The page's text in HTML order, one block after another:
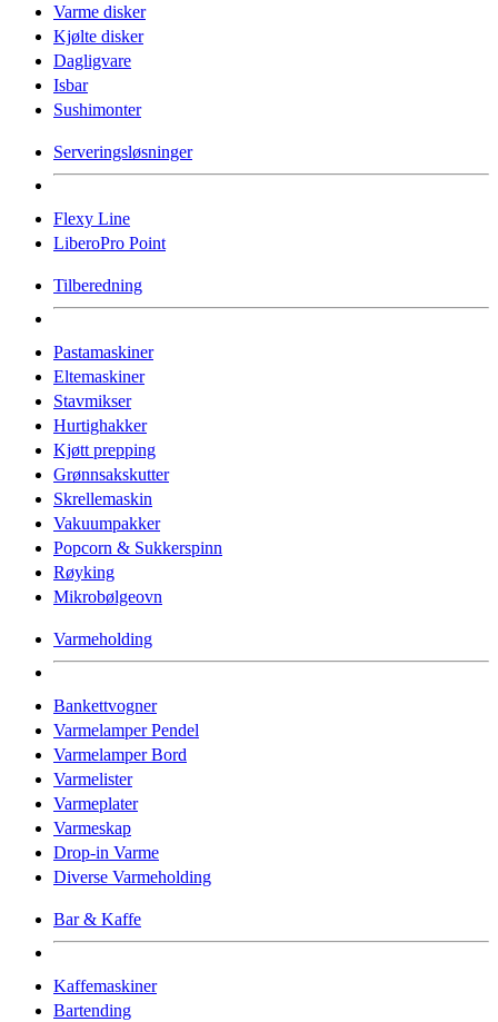
Varme disker
Kjølte disker
Dagligvare
Isbar
Sushimonter
Serveringsløsninger
Flexy Line
LiberoPro Point
Tilberedning
Pastamaskiner
Eltemaskiner
Stavmikser
Hurtighakker
Kjøtt prepping
Grønnsakskutter
Skrellemaskin
Vakuumpakker
Popcorn & Sukkerspinn
Røyking
Mikrobølgeovn
Varmeholding
Bankettvogner
Varmelamper Pendel
Varmelamper Bord
Varmelister
Varmeplater
Varmeskap
Drop-in Varme
Diverse Varmeholding
Bar & Kaffe
Kaffemaskiner
Bartending